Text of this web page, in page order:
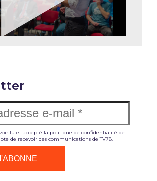
lu et accepté la politique de confidentialité de
de recevoir des communications de TV78.